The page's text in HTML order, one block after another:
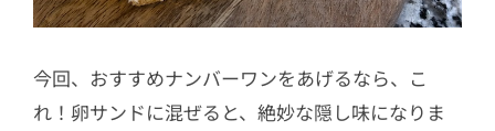
今回、おすすめナンバーワンをあげるなら、こ
れ！卵サンドに混ぜると、絶妙な隠し味になりま